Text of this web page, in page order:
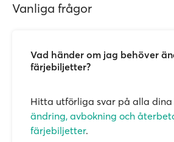
Vanliga frågor
Vad händer om jag behöver
färjebiljetter?
Hitta utförliga svar på alla
ändring, avbokning och
färjebiljetter.